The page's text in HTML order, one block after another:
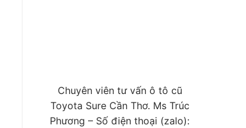
Chuyên viên tư vấn ô tô cũ
Toyota Sure Cần Thơ. Ms Trúc
Phương – Số điện thoại (zalo):